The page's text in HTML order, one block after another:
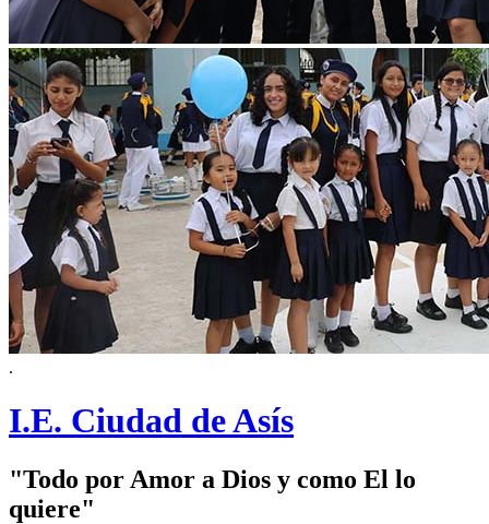
.
I.E. Ciudad de Asís
"Todo por Amor a Dios y como El lo
quiere"